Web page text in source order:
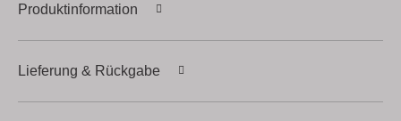
Produktinformation
Lieferung & Rückgabe